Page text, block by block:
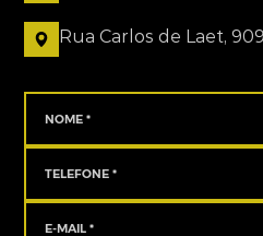
Rua Carlos de Laet,